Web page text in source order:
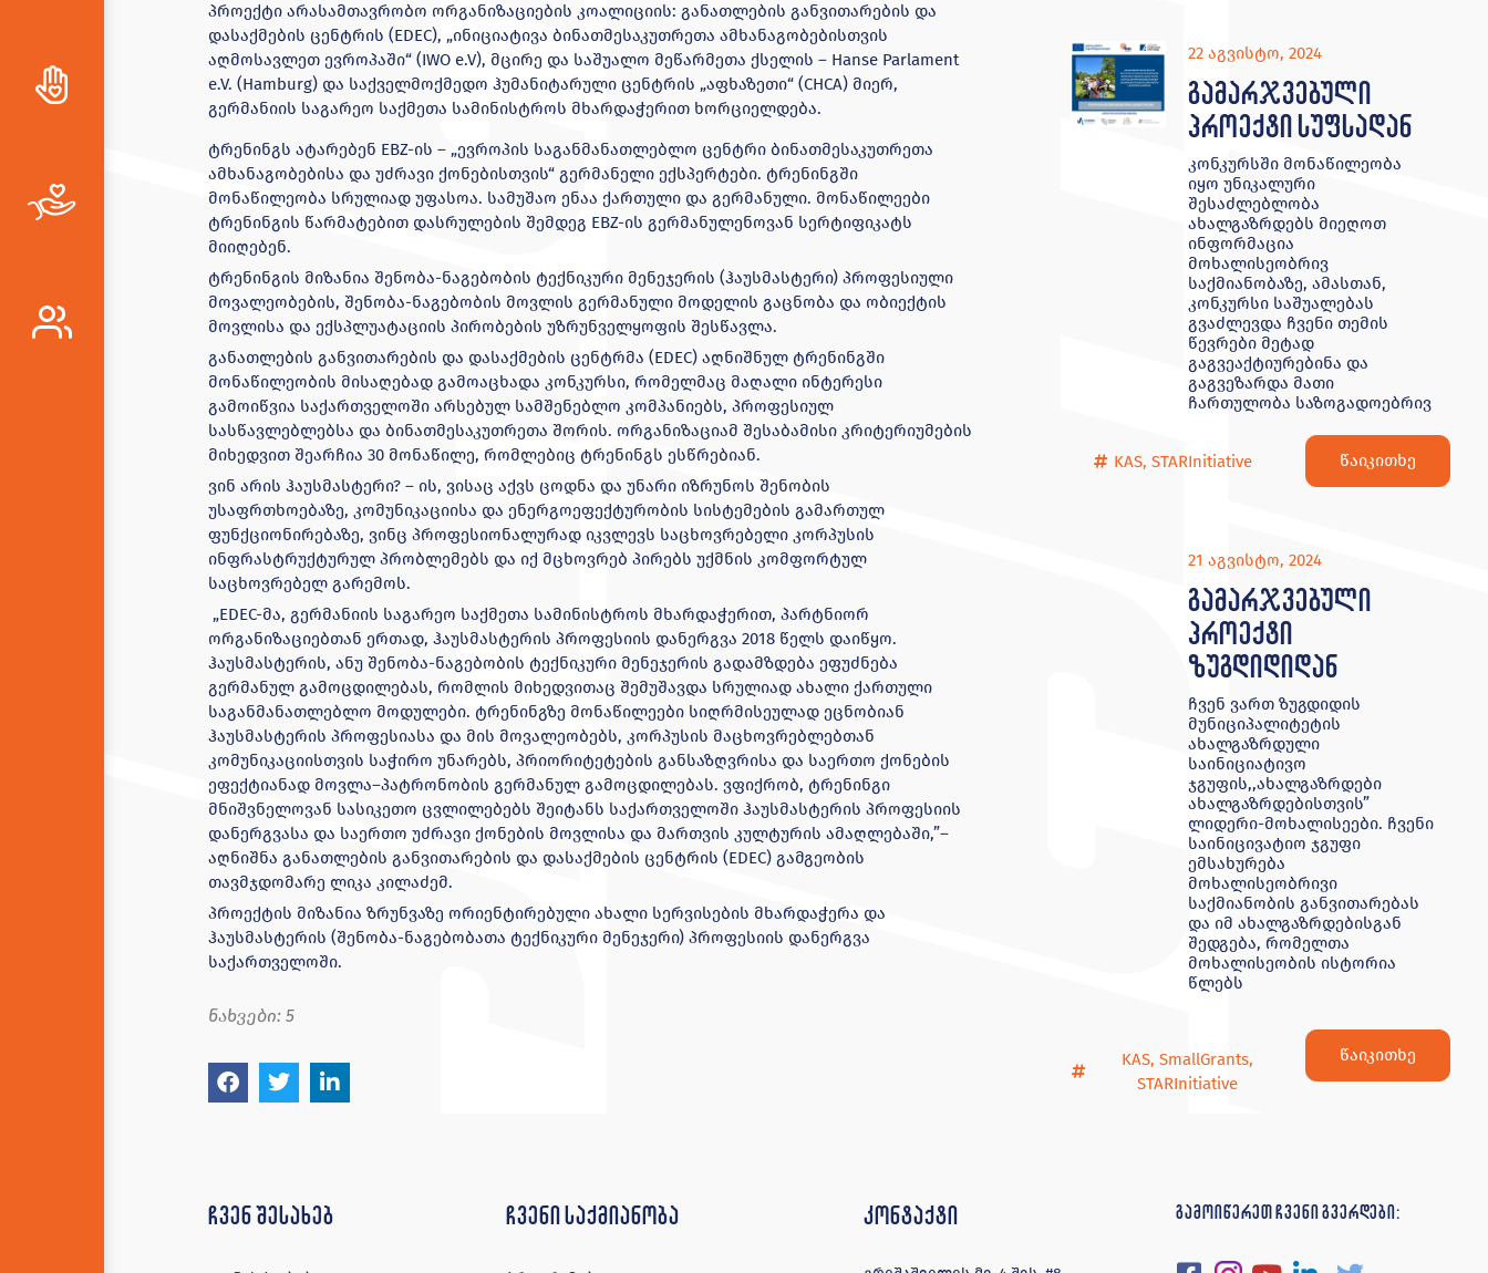
პროექტი არასამთავრობო ორგანიზაციების კოალიციის: განათლების განვითარების და
დასაქმების ცენტრის (EDEC), „ინიციატივა ბინათმესაკუთრეთა ამხანაგობებისთვის
აღმოსავლეთ ევროპაში“ (IWO e.V), მცირე და საშუალო მეწარმეთა ქსელის – Hanse Parlament
e.V. (Hamburg) და საქველმოქმედო ჰუმანიტარული ცენტრის „აფხაზეთი“ (CHCA) მიერ,
გერმანიის საგარეო საქმეთა სამინისტროს მხარდაჭერით ხორციელდება.
ტრენინგს ატარებენ EBZ-ის – „ევროპის საგანმანათლებლო ცენტრი ბინათმესაკუთრეთა
ამხანაგობებისა და უძრავი ქონებისთვის“ გერმანელი ექსპერტები. ტრენინგში
მონაწილეობა სრულიად უფასოა. სამუშაო ენაა ქართული და გერმანული. მონაწილეები
ტრენინგის წარმატებით დასრულების შემდეგ EBZ-ის გერმანულენოვან სერტიფიკატს
მიიღებენ.
ტრენინგის მიზანია შენობა-ნაგებობის ტექნიკური მენეჯერის (ჰაუსმასტერი) პროფესიული
მოვალეობების, შენობა-ნაგებობის მოვლის გერმანული მოდელის გაცნობა და ობიექტის
მოვლისა და ექსპლუატაციის პირობების უზრუნველყოფის შესწავლა.
განათლების განვითარების და დასაქმების ცენტრმა (EDEC) აღნიშნულ ტრენინგში
მონაწილეობის მისაღებად გამოაცხადა კონკურსი, რომელმაც მაღალი ინტერესი
გამოიწვია საქართველოში არსებულ სამშენებლო კომპანიებს, პროფესიულ
სასწავლებლებსა და ბინათმესაკუთრეთა შორის. ორგანიზაციამ შესაბამისი კრიტერიუმების
მიხედვით შეარჩია 30 მონაწილე, რომლებიც ტრენინგს ესწრებიან.
ვინ არის ჰაუსმასტერი? – ის, ვისაც აქვს ცოდნა და უნარი იზრუნოს შენობის
უსაფრთხოებაზე, კომუნიკაციისა და ენერგოეფექტურობის სისტემების გამართულ
ფუნქციონირებაზე, ვინც პროფესიონალურად იკვლევს საცხოვრებელი კორპუსის
ინფრასტრუქტურულ პრობლემებს და იქ მცხოვრებ პირებს უქმნის კომფორტულ
საცხოვრებელ გარემოს.
„EDEC-მა, გერმანიის საგარეო საქმეთა სამინისტროს მხარდაჭერით, პარტნიორ
ორგანიზაციებთან ერთად, ჰაუსმასტერის პროფესიის დანერგვა 2018 წელს დაიწყო.
ჰაუსმასტერის, ანუ შენობა-ნაგებობის ტექნიკური მენეჯერის გადამზდება ეფუძნება
გერმანულ გამოცდილებას, რომლის მიხედვითაც შემუშავდა სრულიად ახალი ქართული
საგანმანათლებლო მოდულები. ტრენინგზე მონაწილეები სიღრმისეულად ეცნობიან
ჰაუსმასტერის პროფესიასა და მის მოვალეობებს, კორპუსის მაცხოვრებლებთან
კომუნიკაციისთვის საჭირო უნარებს, პრიორიტეტების განსაზღვრისა და საერთო ქონების
ეფექტიანად მოვლა–პატრონობის გერმანულ გამოცდილებას. ვფიქრობ, ტრენინგი
მნიშვნელოვან სასიკეთო ცვლილებებს შეიტანს საქართველოში ჰაუსმასტერის პროფესიის
დანერგვასა და საერთო უძრავი ქონების მოვლისა და მართვის კულტურის ამაღლებაში,”–
აღნიშნა განათლების განვითარების და დასაქმების ცენტრის (EDEC) გამგეობის
თავმჯდომარე ლიკა კილაძემ.
პროექტის მიზანია ზრუნვაზე ორიენტირებული ახალი სერვისების მხარდაჭერა და
ჰაუსმასტერის (შენობა-ნაგებობათა ტექნიკური მენეჯერი) პროფესიის დანერგვა
საქართველოში.
ნახვები: 5
22 აგვისტო, 2024
გამარჯვებული
პროექტი სუფსადან
კონკურსში მონაწილეობა
იყო უნიკალური
შესაძლებლობა
ახალგაზრდებს მიეღოთ
ინფორმაცია
მოხალისეობრივ
საქმიანობაზე, ამასთან,
კონკურსი საშუალებას
გვაძლევდა ჩვენი თემის
წევრები მეტად
გაგვეაქტიურებინა და
გაგვეზარდა მათი
ჩართულობა საზოგადოებრივ
KAS,STARInitiative წაიკითხე
21 აგვისტო, 2024
გამარჯვებული
პროექტი
ზუგდიდიდან
ჩვენ ვართ ზუგდიდის
მუნიციპალიტეტის
ახალგაზრდული
საინიციატივო
ჯგუფის,,ახალგაზრდები
ახალგაზრდებისთვის”
ლიდერი-მოხალისეები. ჩვენი
საინიცივატიო ჯგუფი
ემსახურება
მოხალისეობრივი
საქმიანობის განვითარებას
და იმ ახალგაზრდებისგან
შედგება, რომელთა
მოხალისეობის ისტორია
წლებს
KAS, SmallGrants,
STARInitiative
წაიკითხე
ჩვენ შესახებ ჩვენი საქმიანობა კონტაქტი გამოიწერეთ ჩვენი გვერდები: